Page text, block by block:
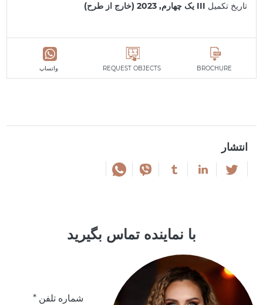
تاریخ تکمیل III یک چهارم, 2023 (خارج از طرح)
BROCHURE
REQUEST OBJECTS واتساپ
انتشار
با نماینده تماس بگیرید
شماره تلفن *